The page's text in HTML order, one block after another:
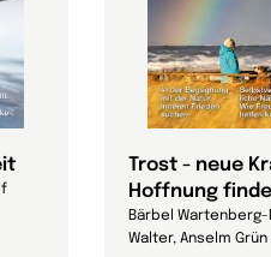
Trost - neue
Hoffnung
Bärbel
Walter, Anselm Grün